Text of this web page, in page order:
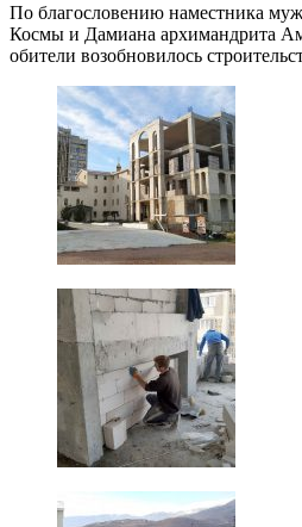
По благословению наместника
Космы и Дамиана архимандрита
обители возобновилось